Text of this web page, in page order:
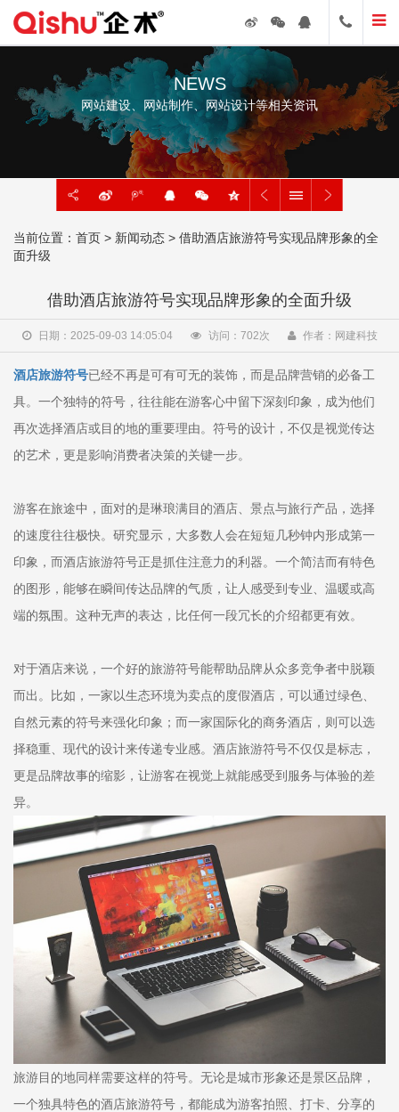
NEWS
网站建设、网站制作、网站设计等相关资讯
当前位置： 首页 > 新闻动态 > 借助酒店旅游符号实现品牌形象的全
面升级
借助酒店旅游符号实现品牌形象的全面升级
日期：2025-09-03 14:05:04 访问： 702次 作者：网建科技
酒店旅游符号已经不再是可有可无的装饰，而是品牌营销的必备工
具。一个独特的符号，往往能在游客心中留下深刻印象，成为他们
再次选择酒店或目的地的重要理由。符号的设计，不仅是视觉传达
的艺术，更是影响消费者决策的关键一步。
游客在旅途中，面对的是琳琅满目的酒店、景点与旅行产品，选择
的速度往往极快。研究显示，大多数人会在短短几秒钟内形成第一
印象，而酒店旅游符号正是抓住注意力的利器。一个简洁而有特色
的图形，能够在瞬间传达品牌的气质，让人感受到专业、温暖或高
端的氛围。这种无声的表达，比任何一段冗长的介绍都更有效。
对于酒店来说，一个好的旅游符号能帮助品牌从众多竞争者中脱颖
而出。比如，一家以生态环境为卖点的度假酒店，可以通过绿色、
自然元素的符号来强化印象；而一家国际化的商务酒店，则可以选
择稳重、现代的设计来传递专业感。酒店旅游符号不仅仅是标志，
更是品牌故事的缩影，让游客在视觉上就能感受到服务与体验的差
异。
旅游目的地同样需要这样的符号。无论是城市形象还是景区品牌，
一个独具特色的酒店旅游符号，都能成为游客拍照、打卡、分享的